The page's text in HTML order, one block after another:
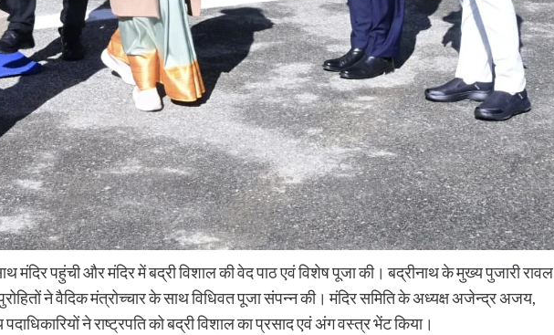
मंदिर पहुंची और मंदिर में बद्री विशाल की वेद पाठ एवं विशेष पूजा की। बद्रीनाथ के मुख्य पुजारी रावल
पुरोहितों ने वैदिक मंत्रोच्चार के साथ विधिवत पूजा संपन्न की। मंदिर समिति के अध्यक्ष अजेन्द्र अजय,
पदाधिकारियों ने राष्ट्रपति को बद्री विशाल का प्रसाद एवं अंग वस्त्र भेंट किया।